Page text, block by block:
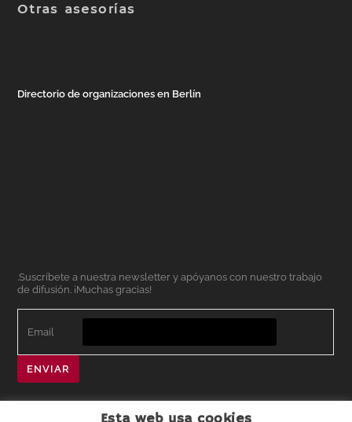
Otras asesorías
Directorio de organizaciones en Berlín
.Suscríbete a nuestra newsletter y apóyanos con nuestro trabajo
de difusión. ¡Muchas gracias!
Email
ENVIAR